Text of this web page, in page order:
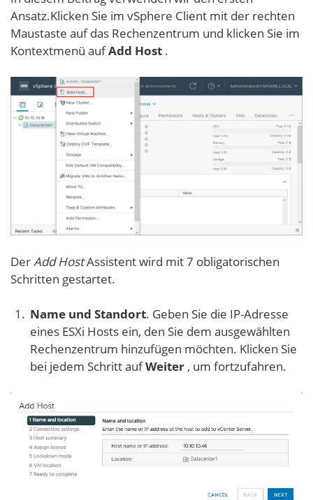
Ansatz.Klicken Sie im vSphere Client mit der rechten
Maustaste auf das Rechenzentrum und klicken Sie im
Kontextmenü aufAdd Host .
DerAdd HostAssistent wird mit 7 obligatorischen
Schritten gestartet.
Name und Standort. Geben Sie die IP-Adresse
eines ESXi Hosts ein, den Sie dem ausgewählten
Rechenzentrum hinzufügen möchten. Klicken Sie
bei jedem Schritt aufWeiter , um fortzufahren.